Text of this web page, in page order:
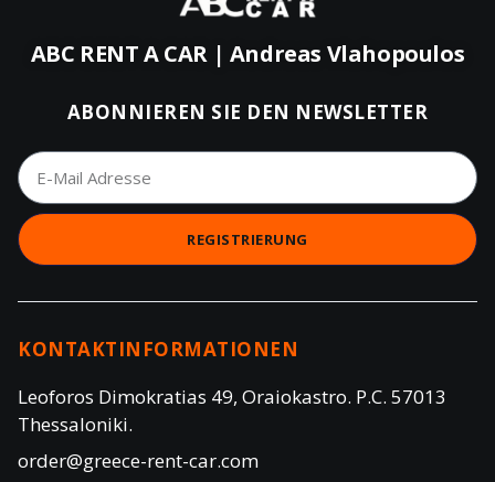
ABC RENT A CAR | Andreas Vlahopoulos
ABONNIEREN SIE DEN NEWSLETTER
REGISTRIERUNG
KONTAKTINFORMATIONEN
Leoforos Dimokratias 49, Oraiokastro. P.C. 57013
Thessaloniki.
order@greece-rent-car.com